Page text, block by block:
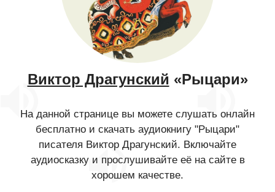
Виктор Драгунский «Рыцари»
На данной странице вы можете слушать онлайн
бесплатно и скачать аудиокнигу "Рыцари"
писателя Виктор Драгунский. Включайте
аудиосказку и прослушивайте её на сайте в
хорошем качестве.